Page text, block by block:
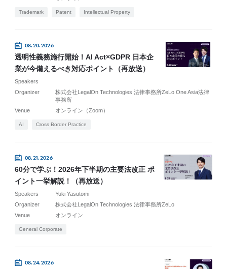
Trademark Patent Intellectual Property
08.20.2026
透明性義務施行開始！AI Act×GDPR 日本企
業が今備えるべき対応ポイント（再放送）
Speakers
Organizer
株式会社LegalOn Technologies 法律事務所ZeLo One Asia法律
事務所
Venue
オンライン（Zoom）
AI Cross Border Practice
08.21.2026
60分で学ぶ！2026年下半期の主要法改正 ポ
イント一挙解説！（再放送）
Speakers
Yuki Yasutomi
Organizer
株式会社LegalOn Technologies 法律事務所ZeLo
Venue
オンライン
General Corporate
08.24.2026